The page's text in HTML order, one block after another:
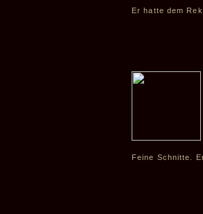
Er hatte dem
Feine Schnitte.